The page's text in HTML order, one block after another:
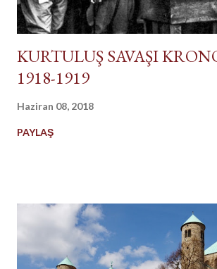
KURTULUŞ SAVAŞI
1918-1919
Haziran 08, 2018
PAYLAŞ